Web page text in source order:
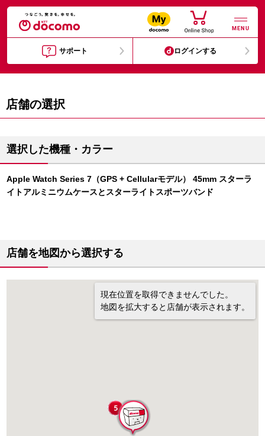
MENU
サポート ログインする
店舗の選択
選択した機種・カラー
Apple Watch Series 7（GPS + Cellularモデル） 45mm スターラ
イトアルミニウムケースとスターライトスポーツバンド
店舗を地図から選択する
現在位置を取得できませんでした。
地図を拡大すると店舗が表示されます。